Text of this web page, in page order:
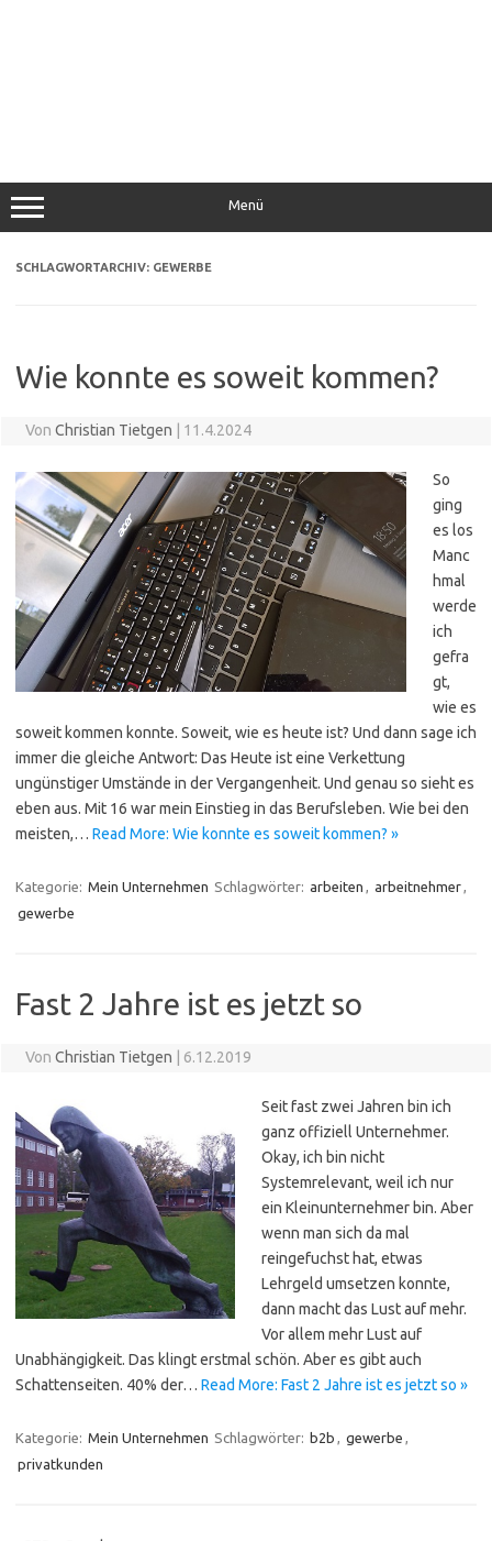
Menü
SCHLAGWORTARCHIV: GEWERBE
Wie konnte es soweit kommen?
Von Christian Tietgen | 11.4.2024
So
ging
es los
Manc
hmal
werde
ich
gefra
gt,
wie es
soweit kommen konnte. Soweit, wie es heute ist? Und dann sage ich
immer die gleiche Antwort: Das Heute ist eine Verkettung
ungünstiger Umstände in der Vergangenheit. Und genau so sieht es
eben aus. Mit 16 war mein Einstieg in das Berufsleben. Wie bei den
meisten,… Read More: Wie konnte es soweit kommen? »
Kategorie: Mein Unternehmen Schlagwörter: arbeiten arbeitnehmer
gewerbe
Fast 2 Jahre ist es jetzt so
Von Christian Tietgen | 6.12.2019
Seit fast zwei Jahren bin ich
ganz offiziell Unternehmer.
Okay, ich bin nicht
Systemrelevant, weil ich nur
ein Kleinunternehmer bin. Aber
wenn man sich da mal
reingefuchst hat, etwas
Lehrgeld umsetzen konnte,
dann macht das Lust auf mehr.
Vor allem mehr Lust auf
Unabhängigkeit. Das klingt erstmal schön. Aber es gibt auch
Schattenseiten. 40% der… Read More: Fast 2 Jahre ist es jetzt so »
Kategorie: Mein Unternehmen Schlagwörter: b2b gewerbe
privatkunden